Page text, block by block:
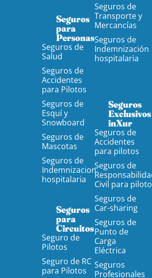
Seguros
para
Personas
Seguros de
Salud
Seguros de
Accidentes
para Pilotos
Seguros de
Esquí y
Snowboard
Seguros de
Mascotas
Seguros de
Indemnizacion
hospitalaria
Seguros
para
Circuitos
Seguro de
Pilotos
Seguro de RC
para Pilotos
Seguros de
Transporte y
Mercancías
Seguros de
Indemnización
hospitalaria
Seguros
Exclusivos
inXur
Seguros de
Accidentes
para pilotos
Seguros de
Civil para
Seguros de
Car-sharing
Seguros de
Punto de
Carga
Eléctrica
Seguros
Profesionales